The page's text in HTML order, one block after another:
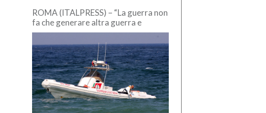
ROMA (ITALPRESS) – “La guerra non
fa che generare altra guerra e
provoca enormi sofferenze. E’ tempo
di fermare la […]